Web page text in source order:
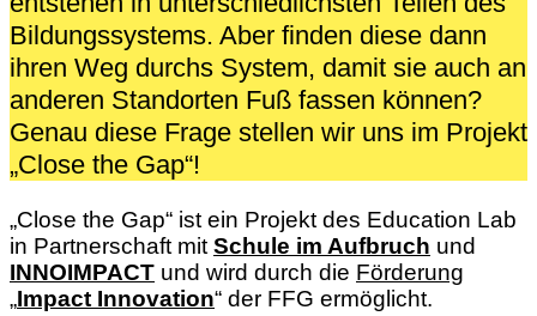
Bildungssystems. Aber finden diese dann
ihren Weg durchs System, damit sie auch an
anderen Standorten Fuß fassen können?
Genau diese Frage stellen wir uns im Projekt
„Close the Gap“!
„Close the Gap“ ist ein Projekt des Education Lab
in Partnerschaft mit Schule im Aufbruch und
INNOIMPACT und wird durch die Förderung
„Impact Innovation“ der FFG ermöglicht.